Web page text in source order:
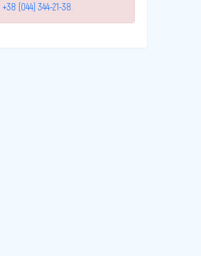
+38 (044) 344-21-38